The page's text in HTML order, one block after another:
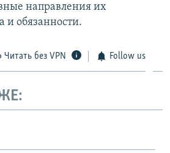
направления их
и обязанности.
Читать без VPN Follow us